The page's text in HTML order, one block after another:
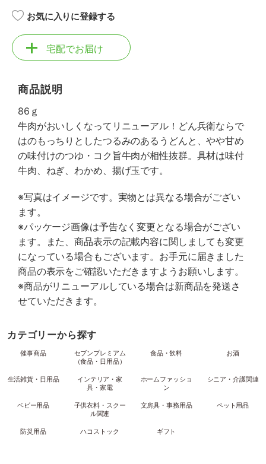
お気に入りに登録する
宅配でお届け
商品説明
86ｇ
牛肉がおいしくなってリニューアル！どん兵衛ならで
はのもっちりとしたつるみのあるうどんと、やや甘め
の味付けのつゆ・コク旨牛肉が相性抜群。具材は味付
牛肉、ねぎ、わかめ、揚げ玉です。
※写真はイメージです。実物とは異なる場合がござい
ます。
※パッケージ画像は予告なく変更となる場合がござい
ます。また、商品表示の記載内容に関しましても変更
になっている場合もございます。お手元に届きました
商品の表示をご確認いただきますようお願いします。
※商品がリニューアルしている場合は新商品を発送さ
せていただきます。
カテゴリーから探す
催事商品
セブンプレミアム
（食品・日用品）
食品・飲料 お酒
生活雑貨・日用品
インテリア・家
具・家電
ホームファッショ
ン
シニア・介護関連
ベビー用品
子供衣料・スクー
ル関連
文房具・事務用品 ペット用品
防災用品 ハコストック ギフト